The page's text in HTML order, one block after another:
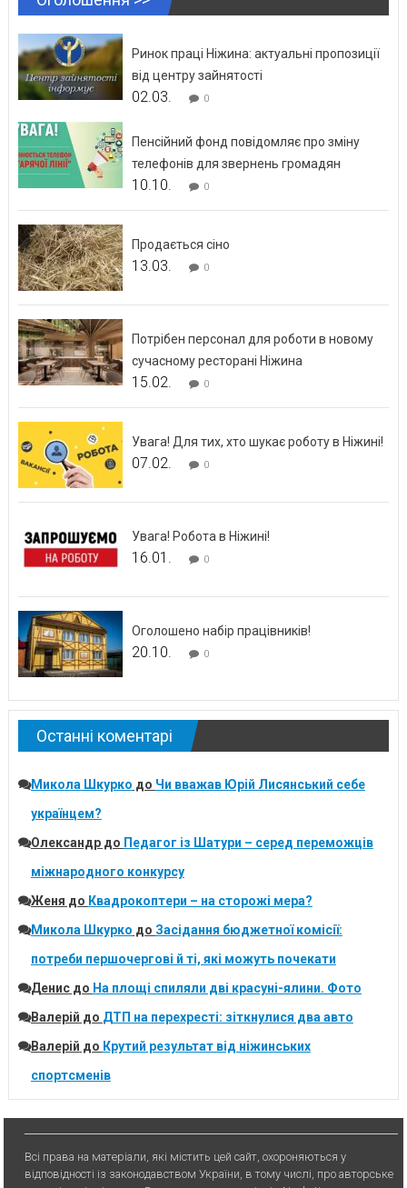
Ринок праці Ніжина: актуальні пропозиції
від центру зайнятості
02.03. 0
Пенсійний фонд повідомляє про зміну
телефонів для звернень громадян
10.10. 0
Продається сіно
13.03. 0
Потрібен персонал для роботи в новому
сучасному ресторані Ніжина
15.02. 0
Увага! Для тих, хто шукає роботу в Ніжині!
07.02. 0
Увага! Робота в Ніжині!
16.01. 0
Оголошено набір працівників!
20.10. 0
Останні коментарі
Микола Шкурко до Чи вважав Юрій Лисянський себе
українцем?
Олександрдо Педагог із Шатури – серед переможців
міжнародного конкурсу
Женя до Квадрокоптери – на сторожі мера?
Микола Шкурко до Засідання бюджетної комісії:
потреби першочергові й ті, які можуть почекати
Денисдо На площі спиляли дві красуні-ялини. Фото
Валерій до ДТП на перехресті: зіткнулися два авто
Валерій до Крутий результат від ніжинських
спортсменів
Всі права на матеріали, які містить цей сайт, охороняються у
відповідності із законодавством України, в тому числі, про авторське